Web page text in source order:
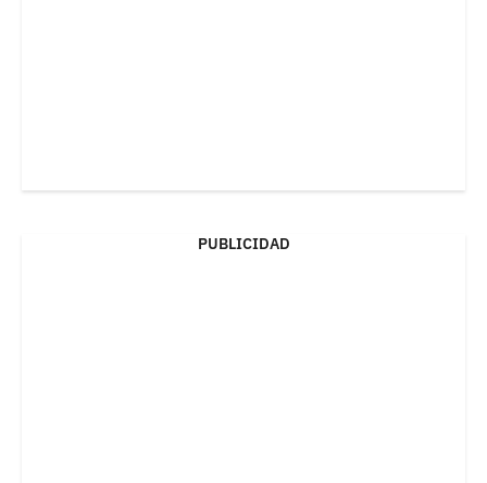
PUBLICIDAD